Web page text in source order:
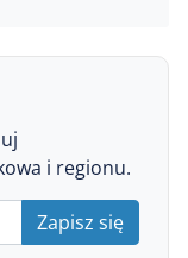
i regionu.
Zapisz się